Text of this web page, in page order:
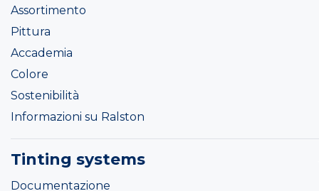
Assortimento
Pittura
Accademia
Colore
Sostenibilità
Informazioni su Ralston
Tinting systems
Documentazione